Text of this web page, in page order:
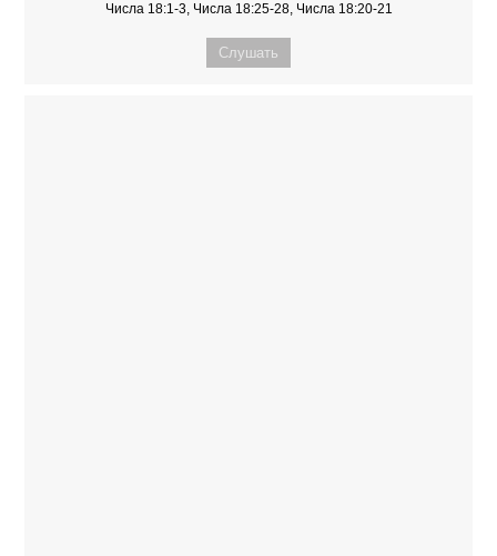
Числа 18:1-3, Числа 18:25-28, Числа 18:20-21
Слушать